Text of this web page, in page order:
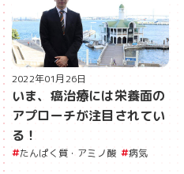
2022年01月26日
いま、癌治療には栄養面の
アプローチが注目されてい
る！
たんぱく質・アミノ酸 病気